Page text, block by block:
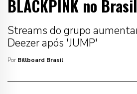
BLACKPINK no
Streams do grupo
Deezer após 'JUMP'
Por Billboard Brasil